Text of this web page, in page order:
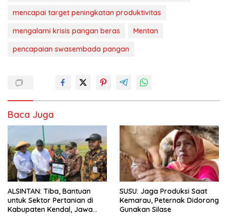
mencapai target peningkatan produktivitas
mengalami krisis pangan beras
Mentan
pencapaian swasembada pangan
Baca Juga
ALSINTAN: Tiba, Bantuan
untuk Sektor Pertanian di
Kabupaten Kendal, Jawa
SUSU: Jaga Produksi Saat
Kemarau, Peternak Didorong
Gunakan Silase